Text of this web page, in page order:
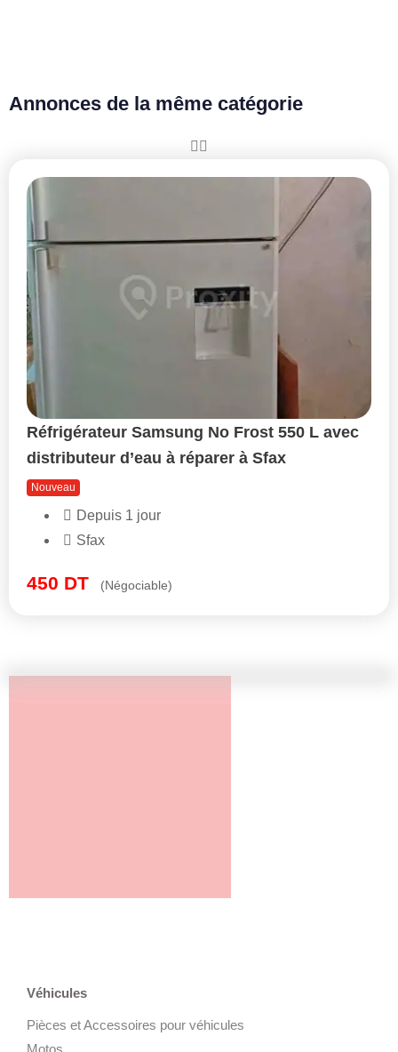
Annonces de la même catégorie
Réfrigérateur Samsung No Frost 550 L avec
distributeur d’eau à réparer à Sfax
Nouveau
Depuis 1 jour
Sfax
450 DT (Négociable)
Véhicules
Pièces et Accessoires pour véhicules
Motos